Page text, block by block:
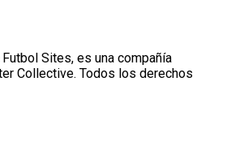
Sites, es una compañía
Collective. Todos los derechos